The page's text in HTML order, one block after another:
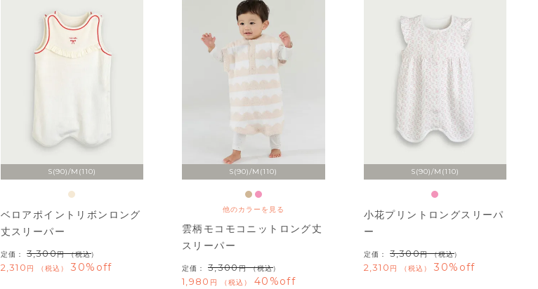
S(90)/M(110)
ベロアポイントリボンロング
丈スリーパー
定価： 3,300 （税込）
2,310 税込 30%off
S(90)/M(110)
他のカラーを見る
雲柄モコモコニットロング丈
スリーパー
定価： 3,300 （税込）
1,980 税込 40%off
S(90)/M(110)
小花プリントロングスリーパ
ー
定価： 3,300 （税込）
2,310 税込 30%off